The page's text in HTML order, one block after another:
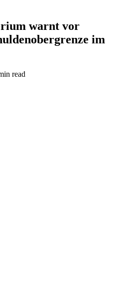
warnt vor
im
read